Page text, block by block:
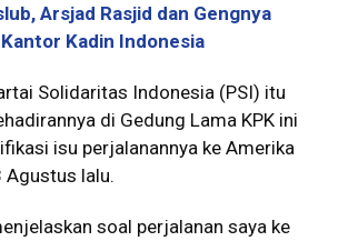
Arsjad Rasjid dan Gengnya
Kadin Indonesia
Solidaritas Indonesia (PSI) itu
di Gedung Lama KPK ini
isu perjalanannya ke Amerika
Agustus lalu.
soal perjalanan saya ke